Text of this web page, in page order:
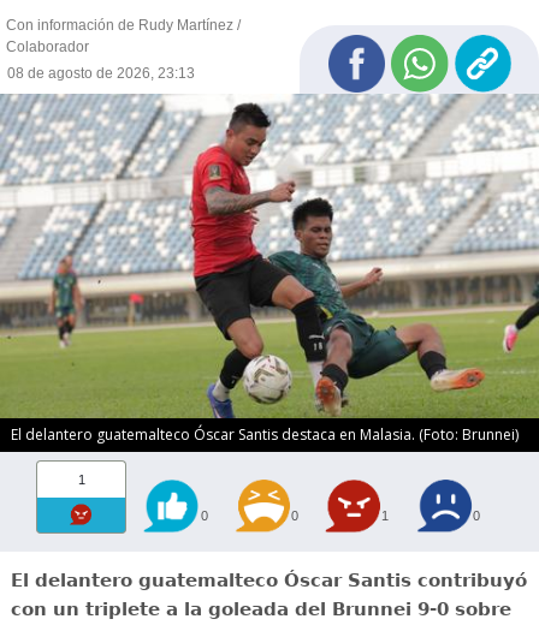
Con información de Rudy Martínez /
Colaborador
08 de agosto de 2026, 23:13
El delantero guatemalteco Óscar Santis destaca en Malasia. (Foto: Brunnei)
1
0 0 1 0
El delantero guatemalteco Óscar Santis contribuyó
con un triplete a la goleada del Brunnei 9-0 sobre